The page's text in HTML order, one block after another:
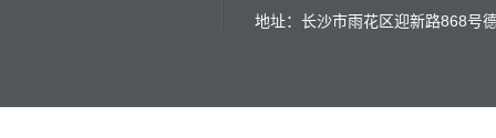
地址：长沙市雨花区迎新路868号